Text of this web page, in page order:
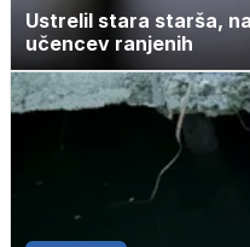
Ustrelil stara starša,
učencev ranjenih